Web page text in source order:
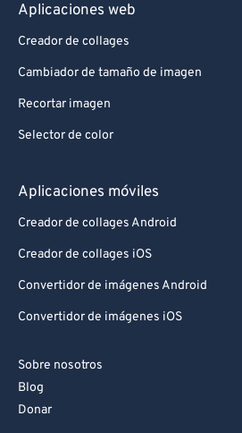
Aplicaciones web
Creador de collages
Cambiador de tamaño de imagen
Recortar imagen
Selector de color
Aplicaciones móviles
Creador de collages Android
Creador de collages iOS
Convertidor de imágenes Android
Convertidor de imágenes iOS
Sobre nosotros
Blog
Donar